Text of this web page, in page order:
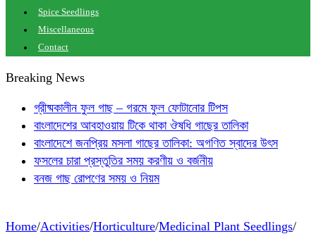
Spice Seedlings
Miscellaneous
Contact
Breaking News
গ্রীষ্মকালীন ফুল গাছ – গরমে ফুল ফোটানোর টিপস
বাংলাদেশের আবহাওয়ায় টিকে থাকা ঔষধি গাছের তালিকা
বাংলাদেশে জনপ্রিয় মসলা গাছের তালিকা: অগণিত স্বাদের উৎস
ফসলের চারা প্রস্তুতির সময় করণীয় ও বর্জনীয়
বনজ গাছ রোপণের সময় ও নিয়ম
Home/Activities/Horticulture/Medicinal Plant Seedlings/